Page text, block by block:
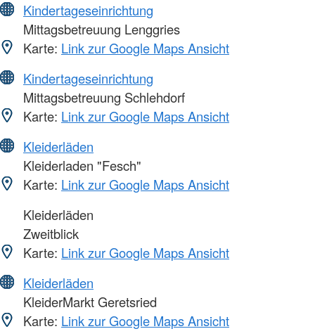
Kindertageseinrichtung
Mittagsbetreuung Lenggries
Karte: Link zur Google Maps Ansicht
Kindertageseinrichtung
Mittagsbetreuung Schlehdorf
Karte: Link zur Google Maps Ansicht
Kleiderläden
Kleiderladen "Fesch"
Karte: Link zur Google Maps Ansicht
Kleiderläden
Zweitblick
Karte: Link zur Google Maps Ansicht
Kleiderläden
KleiderMarkt Geretsried
Karte: Link zur Google Maps Ansicht